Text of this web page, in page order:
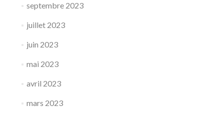
septembre 2023
juillet 2023
juin 2023
mai 2023
avril 2023
mars 2023